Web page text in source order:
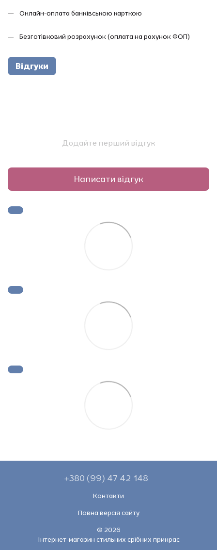
Онлайн-оплата банківською карткою
Безготівковий розрахунок (оплата на рахунок ФОП)
Відгуки
Додайте перший відгук
Написати відгук
+380 (99) 47 42 148
Контакти
Повна версія сайту
© 2026
Інтернет-магазин стильних срібних прикрас